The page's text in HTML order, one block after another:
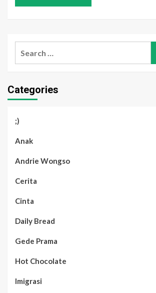
Categories
;)
Anak
Andrie Wongso
Cerita
Cinta
Daily Bread
Gede Prama
Hot Chocolate
Imigrasi